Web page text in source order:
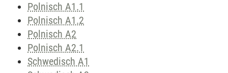
Polnisch A1.1
Polnisch A1.2
Polnisch A2
Polnisch A2.1
Schwedisch A1